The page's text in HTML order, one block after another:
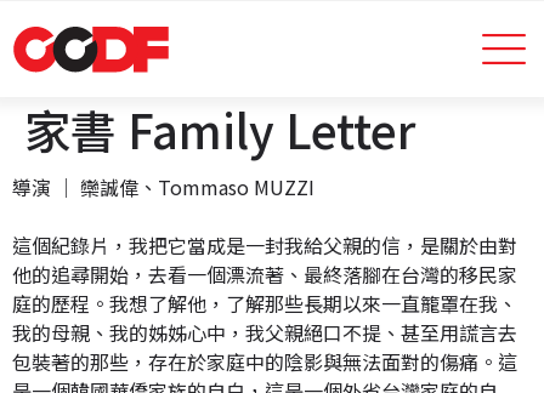
家書 Family Letter
導演 │ 欒誠偉、Tommaso MUZZI
這個紀錄片，我把它當成是一封我給父親的信，是關於由對
他的追尋開始，去看一個漂流著、最終落腳在台灣的移民家
庭的歷程。我想了解他，了解那些長期以來一直籠罩在我、
我的母親、我的姊姊心中，我父親絕口不提、甚至用謊言去
包裝著的那些，存在於家庭中的陰影與無法面對的傷痛。這